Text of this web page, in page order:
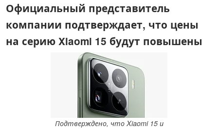
Официальный представитель
компании подтверждает, что цены
на серию Xiaomi 15 будут повышены
Подтверждено, что Xiaomi 15 и